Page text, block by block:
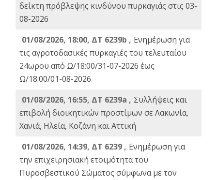
δείκτη πρόβλεψης κινδύνου πυρκαγιάς στις 03-
08-2026
01/08/2026, 18:00, ΔΤ 6239b , Ενημέρωση για
τις αγροτοδασικές πυρκαγιές του τελευταίου
24ωρου από Ω/18:00/31-07-2026 έως
Ω/18:00/01-08-2026
01/08/2026, 16:55, ΔΤ 6239a , Συλλήψεις και
επιβολή διοικητικών προστίμων σε Λακωνία,
Χανιά, Ηλεία, Κοζάνη και Αττική
01/08/2026, 14:39, ΔΤ 6239 , Ενημέρωση για
την επιχειρησιακή ετοιμότητα του
Πυροσβεστικού Σώματος σύμφωνα με τον